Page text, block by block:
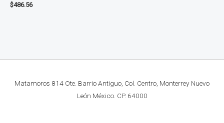
$486.56
Matamoros 814 Ote. Barrio Antiguo, Col. Centro, Monterrey Nuevo
León México. CP. 64000